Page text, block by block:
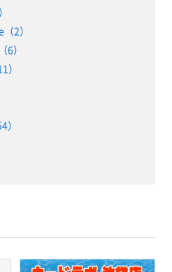
2）
6）
）